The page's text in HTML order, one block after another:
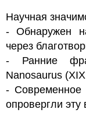
Научная
- Обнаружен
через
- Ранние
Nanosaurus
- Современное
опровергли